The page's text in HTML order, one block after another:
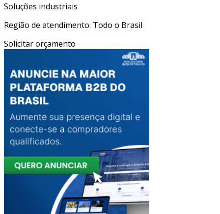
Soluções industriais
Região de atendimento: Todo o Brasil
Solicitar orçamento